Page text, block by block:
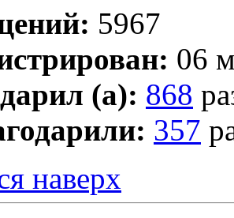
5967
06
(а): 868
357
наверх